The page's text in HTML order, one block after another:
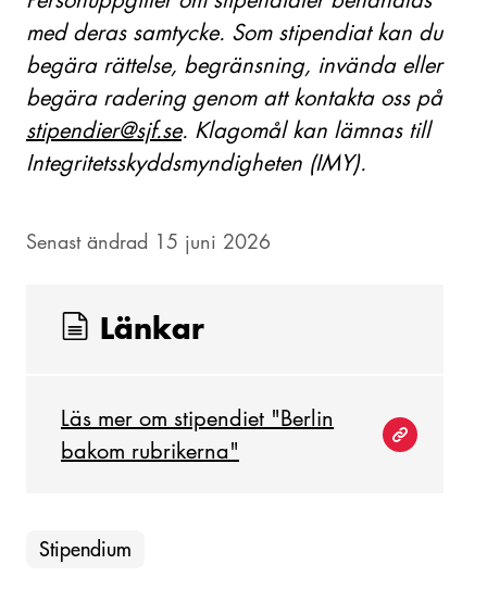
med deras samtycke. Som stipendiat kan du
begära rättelse, begränsning, invända eller
begära radering genom att kontakta oss på
stipendier@sjf.se. Klagomål kan lämnas till
Integritetsskyddsmyndigheten (IMY).
Senast ändrad 15 juni 2026
Länkar
Läs mer om stipendiet "Berlin
bakom rubrikerna"
Stipendium